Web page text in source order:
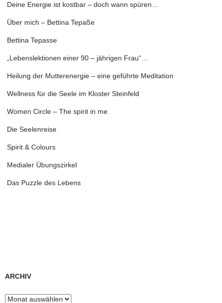
Deine Energie ist kostbar – doch wann spüren…
Über mich – Bettina Tepaße
Bettina Tepasse
„Lebenslektionen einer 90 – jährigen Frau“…
Heilung der Mutterenergie – eine geführte Meditation
Wellness für die Seele im Kloster Steinfeld
Women Circle – The spirit in me
Die Seelenreise
Spirit & Colours
Medialer Übungszirkel
Das Puzzle des Lebens
ARCHIV
Archiv